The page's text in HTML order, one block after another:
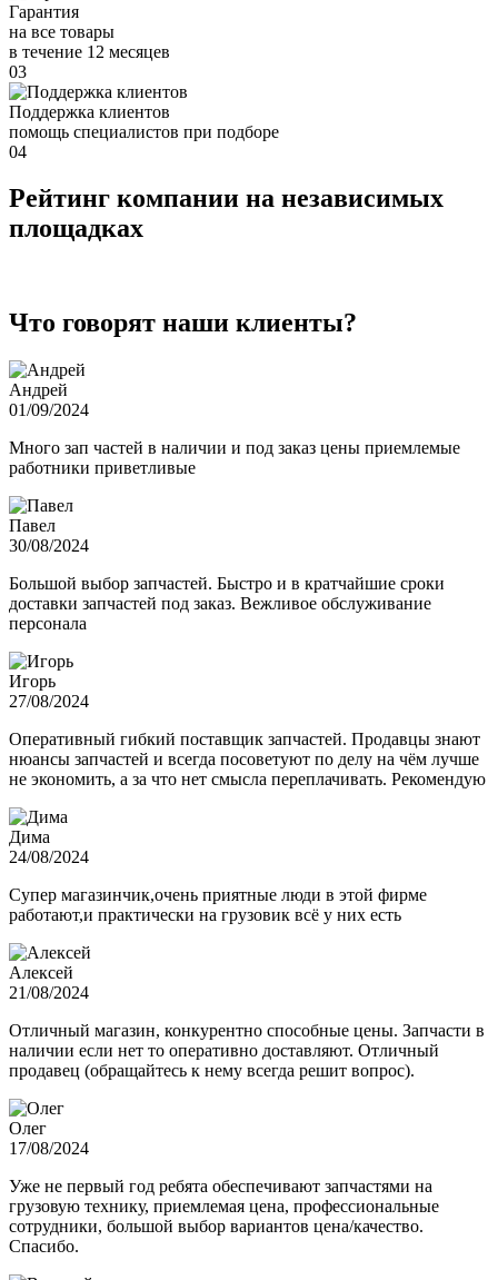
Гарантия
на все товары
в течение 12 месяцев
03
Поддержка клиентов
помощь специалистов при подборе
04
Рейтинг компании на независимых
площадках
Что говорят наши клиенты?
Андрей
01/09/2024
Много зап частей в наличии и под заказ цены приемлемые
работники приветливые
Павел
30/08/2024
Большой выбор запчастей. Быстро и в кратчайшие сроки
доставки запчастей под заказ. Вежливое обслуживание
персонала
Игорь
27/08/2024
Оперативный гибкий поставщик запчастей. Продавцы знают
нюансы запчастей и всегда посоветуют по делу на чём лучше
не экономить, а за что нет смысла переплачивать. Рекомендую
Дима
24/08/2024
Супер магазинчик,очень приятные люди в этой фирме
работают,и практически на грузовик всё у них есть
Алексей
21/08/2024
Отличный магазин, конкурентно способные цены. Запчасти в
наличии если нет то оперативно доставляют. Отличный
продавец (обращайтесь к нему всегда решит вопрос).
Олег
17/08/2024
Уже не первый год ребята обеспечивают запчастями на
грузовую технику, приемлемая цена, профессиональные
сотрудники, большой выбор вариантов цена/качество.
Спасибо.